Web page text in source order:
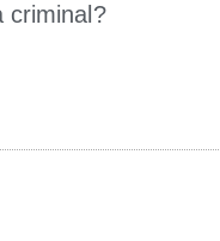
criminal?